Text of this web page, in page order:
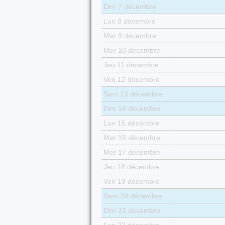
Dim 7 décembre
Lun 8 décembre
Mar 9 décembre
Mer 10 décembre
Jeu 11 décembre
Ven 12 décembre
Sam 13 décembre
Dim 14 décembre
Lun 15 décembre
Mar 16 décembre
Mer 17 décembre
Jeu 18 décembre
Ven 19 décembre
Sam 20 décembre
Dim 21 décembre